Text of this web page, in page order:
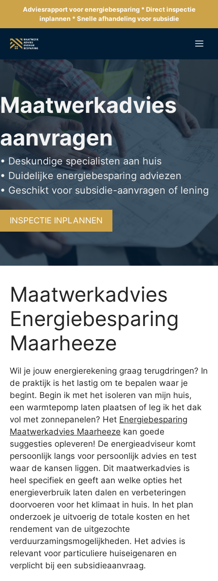
de
inhoud
Adviesrapport voor energiebesparing * Direct inspectie
inplannen * Snelle afhandeling voor subsidie
Maatwerkadvies
aanvragen
• Deskundige specialisten aan huis
• Duidelijke energiebesparing adviezen
• Geschikt voor subsidie-aanvragen of lening
INSPECTIE INPLANNEN
Maatwerkadvies
Energiebesparing
Maarheeze
Wil je jouw energierekening graag terugdringen? In
de praktijk is het lastig om te bepalen waar je
begint. Begin ik met het isoleren van mijn huis,
een warmtepomp laten plaatsen of leg ik het dak
vol met zonnepanelen? Het Energiebesparing
Maatwerkadvies Maarheeze kan goede
suggesties opleveren! De energieadviseur komt
persoonlijk langs voor persoonlijk advies en test
waar de kansen liggen. Dit maatwerkadvies is
heel specifiek en geeft aan welke opties het
energieverbruik laten dalen en verbeteringen
doorvoeren voor het klimaat in huis. In het plan
onderzoek je uitvoerig de totale kosten en het
rendement van de uitgezochte
verduurzamingsmogelijkheden. Het advies is
relevant voor particuliere huiseigenaren en
verplicht bij een subsidieaanvraag.